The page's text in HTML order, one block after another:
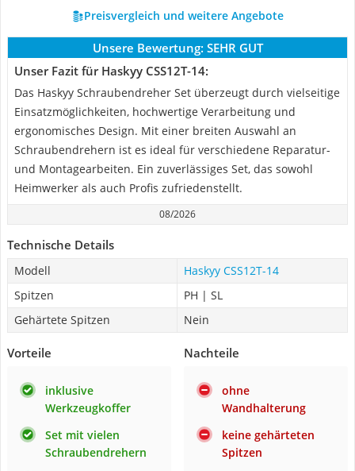
Preisvergleich und weitere Angebote
Unsere Bewertung: SEHR GUT
Unser Fazit für Haskyy CSS12T-14:
Das Haskyy Schraubendreher Set überzeugt durch vielseitige
Einsatzmöglichkeiten, hochwertige Verarbeitung und
ergonomisches Design. Mit einer breiten Auswahl an
Schraubendrehern ist es ideal für verschiedene Reparatur-
und Montagearbeiten. Ein zuverlässiges Set, das sowohl
Heimwerker als auch Profis zufriedenstellt.
08/2026
Technische Details
Modell
Haskyy CSS12T-14
Spitzen
PH | SL
Gehärtete Spitzen
Nein
Vorteile
inklusive
Werkzeugkoffer
Set mit vielen
Schraubendrehern
Nachteile
ohne
Wandhalterung
keine gehärteten
Spitzen